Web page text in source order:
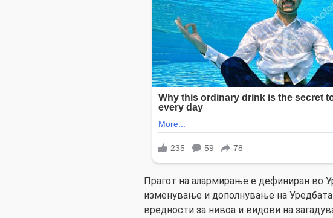
Прагот на алармирање е дефиниран во
изменување и дополнување на Уредбата
вредности за нивоа и видови на